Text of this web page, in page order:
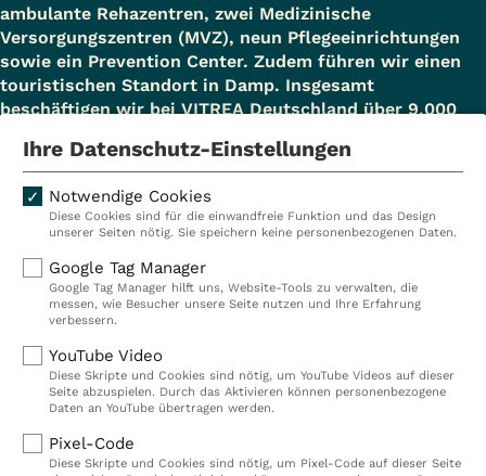
ambulante Rehazentren, zwei Medizinische
Versorgungszentren (MVZ), neun Pflegeeinrichtungen
sowie ein Prevention Center. Zudem führen wir einen
touristischen Standort in Damp. Insgesamt
beschäftigen wir bei VITREA Deutschland über 9.000
Kliniken
Ambulant
Reha
Prävention
Karriere
VITREA Deutschland
IMPRESSUM
HINWEISGEBERSYSTEM
Ihre Datenschutz-Einstellungen
Notwendige Cookies
Diese Cookies sind für die einwandfreie Funktion und das Design
unserer Seiten nötig. Sie speichern keine personenbezogenen Daten.
Google Tag Manager
Google Tag Manager hilft uns, Website-Tools zu verwalten, die
messen, wie Besucher unsere Seite nutzen und Ihre Erfahrung
verbessern.
YouTube Video
Diese Skripte und Cookies sind nötig, um YouTube Videos auf dieser
Seite abzuspielen. Durch das Aktivieren können personenbezogene
Daten an YouTube übertragen werden.
Pixel-Code
Diese Skripte und Cookies sind nötig, um Pixel-Code auf dieser Seite